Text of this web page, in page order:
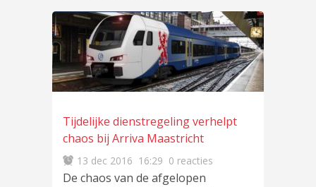
Tijdelijke dienstregeling verhelpt
chaos bij Arriva Maastricht
13 dec 2016 16:29 0 reacties
De chaos van de afgelopen